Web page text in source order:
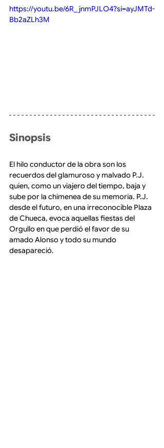
https://youtu.be/6R_jnmPJLO4?si=ayJMTd-
Bb2aZLh3M
Sinopsis
El hilo conductor de la obra son los
recuerdos del glamuroso y malvado P.J.
quien, como un viajero del tiempo, baja y
sube por la chimenea de su memoria. P.J.
desde el futuro, en una irreconocible Plaza
de Chueca, evoca aquellas fiestas del
Orgullo en que perdió el favor de su
amado Alonso y todo su mundo
desapareció.